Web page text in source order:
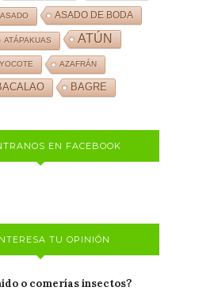
ASADO ASADO DE BODA
ATÁPAKUAS ATÚN
AZAFRÁN
BAGRE
EN FACEBOOK
TU OPINIÓN
o comerías insectos?